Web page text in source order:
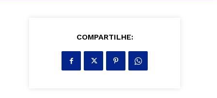
COMPARTILHE: